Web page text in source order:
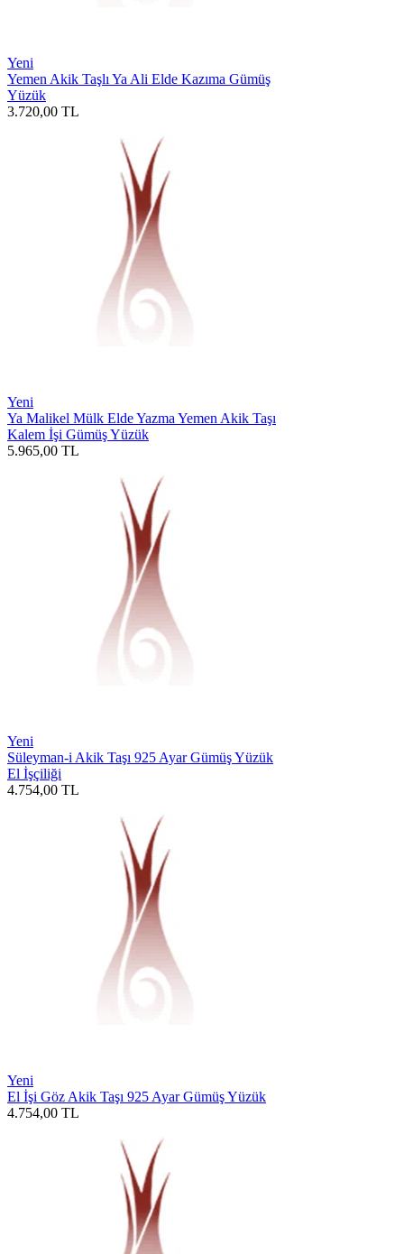
Yeni
Yemen Akik Taşlı Ya Ali Elde Kazıma Gümüş
Yüzük
3.720,00 TL
Yeni
Ya Malikel Mülk Elde Yazma Yemen Akik Taşı
Kalem İşi Gümüş Yüzük
5.965,00 TL
Yeni
Süleyman-i Akik Taşı 925 Ayar Gümüş Yüzük
El İşçiliği
4.754,00 TL
Yeni
El İşi Göz Akik Taşı 925 Ayar Gümüş Yüzük
4.754,00 TL